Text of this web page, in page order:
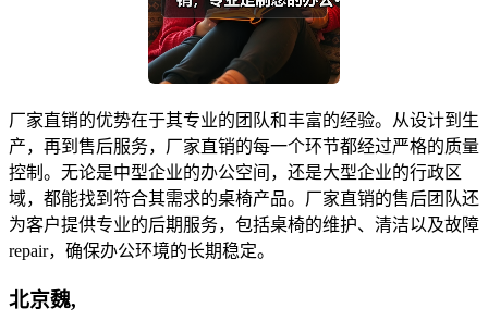
厂家直销的优势在于其专业的团队和丰富的经验。从设计到生
产，再到售后服务，厂家直销的每一个环节都经过严格的质量
控制。无论是中型企业的办公空间，还是大型企业的行政区
域，都能找到符合其需求的桌椅产品。厂家直销的售后团队还
为客户提供专业的后期服务，包括桌椅的维护、清洁以及故障
repair，确保办公环境的长期稳定。
北京魏,